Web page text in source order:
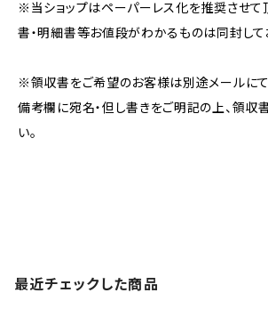
※当ショップはペーパーレス化を推奨させて
書・明細書等お値段がわかるものは同封して
※領収書をご希望のお客様は別途メールにて
備考欄に宛名・但し書きをご明記の上、領収
い。
最近チェックした商品